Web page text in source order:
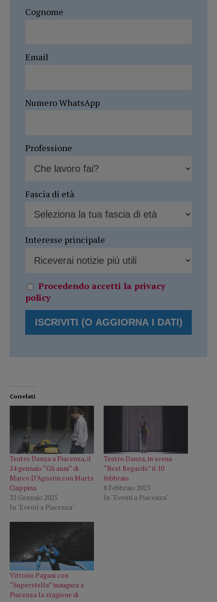
Cognome
Email
Numero WhatsApp
Professione
Fascia di età
Interesse principale
Procedendo accetti la privacy
policy
Correlati
Teatro Danza a Piacenza, il
24 gennaio “Gli anni” di
Marco D’Agostin con Marta
Ciappina
22 Gennaio 2025
In "Eventi a Piacenza"
Teatro Danza, in scena
“Best Regards” il 10
febbraio
8 Febbraio 2023
In "Eventi a Piacenza"
Vittorio Pagani con
“Superstella” inaugura a
Piacenza la stagione di